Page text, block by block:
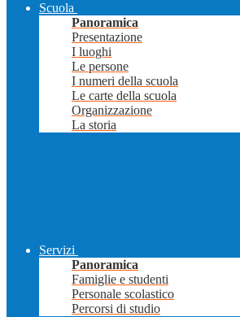
Scuola
Panoramica
Presentazione
I luoghi
Le persone
I numeri della scuola
Le carte della scuola
Organizzazione
La storia
Servizi
Panoramica
Famiglie e studenti
Personale scolastico
Percorsi di studio